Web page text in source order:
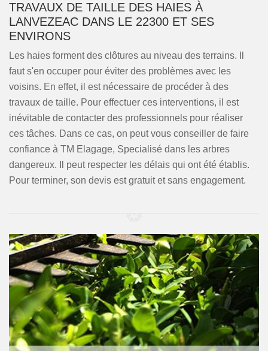
TRAVAUX DE TAILLE DES HAIES À
LANVEZEAC DANS LE 22300 ET SES
ENVIRONS
Les haies forment des clôtures au niveau des terrains. Il
faut s'en occuper pour éviter des problèmes avec les
voisins. En effet, il est nécessaire de procéder à des
travaux de taille. Pour effectuer ces interventions, il est
inévitable de contacter des professionnels pour réaliser
ces tâches. Dans ce cas, on peut vous conseiller de faire
confiance à TM Elagage, Specialisé dans les arbres
dangereux. Il peut respecter les délais qui ont été établis.
Pour terminer, son devis est gratuit et sans engagement.